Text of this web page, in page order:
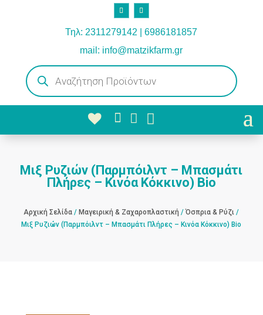
Τηλ: 2311279142 | 6986181857
mail: info@matzikfarm.gr
Products
search
  
Μιξ Ρυζιών (Παρμπόιλντ – Μπασμάτι
Πλήρες – Κινόα Κόκκινο) Βio
Αρχική Σελίδα /Μαγειρική & Ζαχαροπλαστική /Όσπρια & Ρύζι /
Μιξ Ρυζιών (Παρμπόιλντ – Μπασμάτι Πλήρες – Κινόα Κόκκινο) Βio